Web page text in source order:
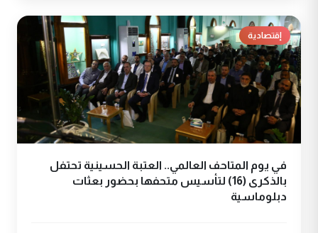
إقتصادية
في يوم المتاحف العالمي.. العتبة الحسينية تحتفل
بالذكرى (16) لتأسيس متحفها بحضور بعثات
دبلوماسية